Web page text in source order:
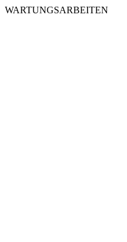
WARTUNGSARBEITEN